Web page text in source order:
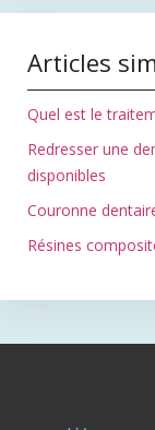
Articles
Quel est le
Redresser une
disponibles
Couronne
Résines